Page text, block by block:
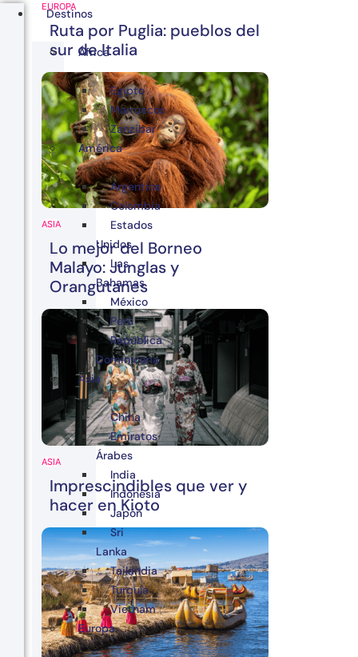
EUROPA
Ruta por Puglia: pueblos del
sur de Italia
ASIA
Lo mejor del Borneo
Malayo: Junglas y
Orangutanes
ASIA
Imprescindibles que ver y
hacer en Kioto
Destinos
África
Egipto
Marruecos
Zanzibar
América
Argentina
Colombia
Estados
Unidos
Las
Bahamas
México
Perú
República
Dominicana
Asia
China
Emiratos
Árabes
India
Indonesia
Japón
Sri
Lanka
Tailandia
Turquía
Vietnam
Europa